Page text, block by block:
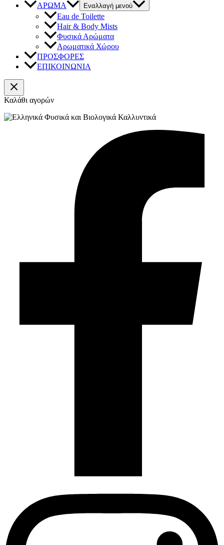
ΑΡΩΜΑ
Εναλλαγή μενού
Eau de Toilette
Hair & Body Mists
Φυσικά Αρώματα
Αρωματικά Χώρου
ΠΡΟΣΦΟΡΕΣ
ΕΠΙΚΟΙΝΩΝΙΑ
Καλάθι αγορών